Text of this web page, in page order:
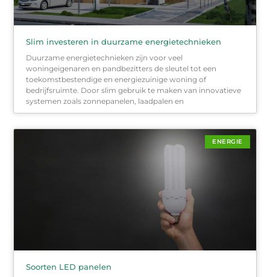
Slim investeren in duurzame energietechnieken
Duurzame energietechnieken zijn voor veel
woningeigenaren en pandbezitters de sleutel tot een
toekomstbestendige en energiezuinige woning of
bedrijfsruimte. Door slim gebruik te maken van innovatieve
systemen zoals zonnepanelen, laadpalen en
ENERGIE
Soorten LED panelen